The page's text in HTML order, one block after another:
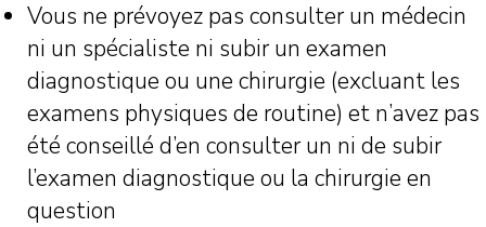
Vous ne prévoyez pas consulter un médecin
ni un spécialiste ni subir un examen
diagnostique ou une chirurgie (excluant les
examens physiques de routine) et n’avez pas
été conseillé d’en consulter un ni de subir
l’examen diagnostique ou la chirurgie en
question